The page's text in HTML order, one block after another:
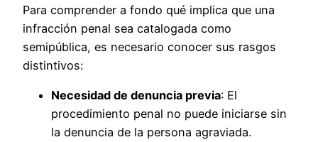
Para comprender a fondo qué implica que una
infracción penal sea catalogada como
semipública, es necesario conocer sus rasgos
distintivos:
Necesidad de denuncia previa: El
procedimiento penal no puede iniciarse sin
la denuncia de la persona agraviada.